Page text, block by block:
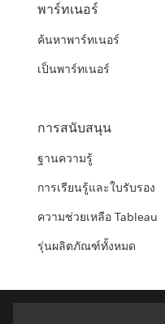
พาร์ทเนอร์
ค้นหาพาร์ทเนอร์
เป็นพาร์ทเนอร์
การสนับสนุน
ฐานความรู้
การเรียนรู้และใบรับรอง
ความช่วยเหลือ Tableau
รุ่นผลิตภัณฑ์ทั้งหมด